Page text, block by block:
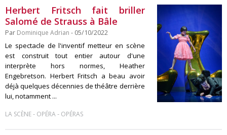
Herbert Fritsch fait briller
Salomé de Strauss à Bâle
Par Dominique Adrian - 05/10/2022
Le spectacle de l'inventif metteur en scène
est construit tout entier autour d'une
interprète hors normes, Heather
Engebretson. Herbert Fritsch a beau avoir
déjà quelques décennies de théâtre derrière
lui, notamment ...
LA SCÈNE- OPÉRA- OPÉRAS